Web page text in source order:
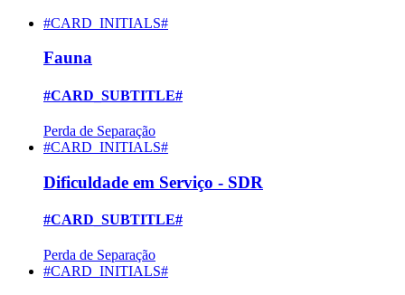
#CARD_INITIALS#
Fauna
#CARD_SUBTITLE#
Perda de Separação
#CARD_INITIALS#
Dificuldade em Serviço - SDR
#CARD_SUBTITLE#
Perda de Separação
#CARD_INITIALS#